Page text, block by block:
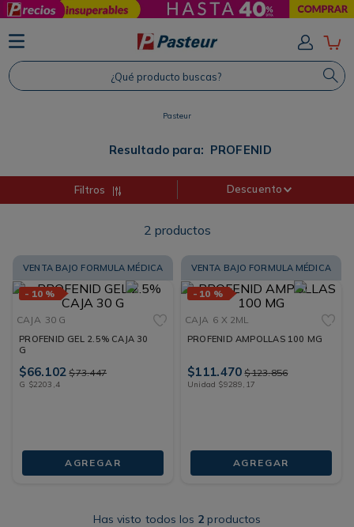
¿Qué producto buscas?
Pasteur
Resultado para: PROFENID
Filtros Descuento
2 productos
VENTA BAJO FORMULA MÉDICA
- 10 %
CAJA 30 G
PROFENID GEL 2.5% CAJA 30
G
$66.102 $73.447
G $2203 4
AGREGAR
VENTA BAJO FORMULA MÉDICA
- 10 %
CAJA 6 X 2ML
PROFENID AMPOLLAS 100 MG
$111.470 $123.856
Unidad $9289 17
AGREGAR
Has visto todos los 2 productos
TÉRMINOS MÁS BUSCADOS
1. Protector Solar
2. Proteina